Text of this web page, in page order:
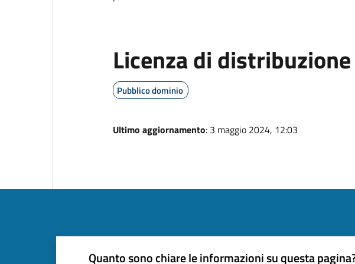
Licenza di distribuzione
Pubblico dominio
Ultimo aggiornamento: 3 maggio 2024, 12:03
Quanto sono chiare le informazioni su questa